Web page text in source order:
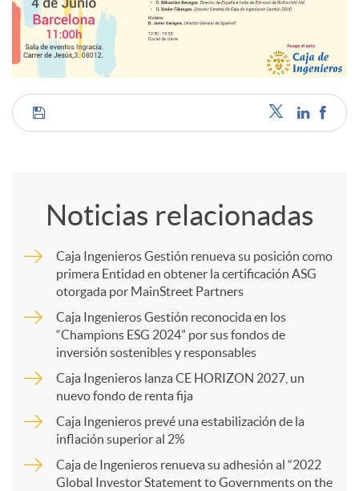
C
r
Noticias relacionadas
Caja Ingenieros Gestión renueva su posición como
primera Entidad en obtener la certificación ASG
otorgada por MainStreet Partners
Caja Ingenieros Gestión reconocida en los
“Champions ESG 2024” por sus fondos de
inversión sostenibles y responsables
Caja Ingenieros lanza CE HORIZON 2027, un
nuevo fondo de renta fija
Caja Ingenieros prevé una estabilización de la
inflación superior al 2%
Caja de Ingenieros renueva su adhesión al “2022
Global Investor Statement to Governments on the